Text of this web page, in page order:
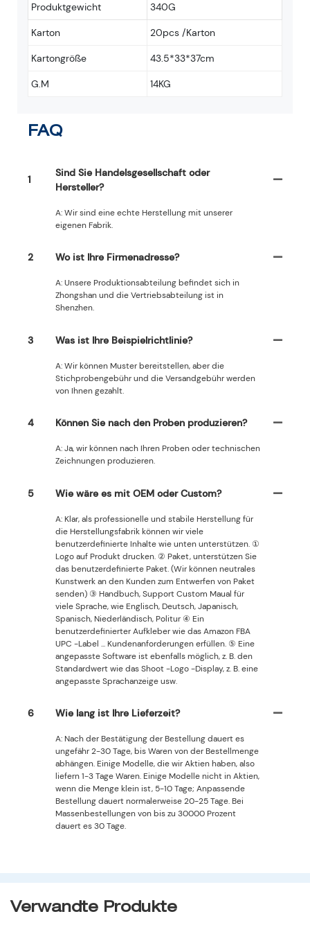
Produktgewicht 340G
Karton 20pcs /Karton
Kartongröße 43.5*33*37cm
G.M 14KG
FAQ
1
Sind Sie Handelsgesellschaft oder
Hersteller?
A: Wir sind eine echte Herstellung mit unserer
eigenen Fabrik.
2 Wo ist Ihre Firmenadresse?
A: Unsere Produktionsabteilung befindet sich in
Zhongshan und die Vertriebsabteilung ist in
Shenzhen.
3 Was ist Ihre Beispielrichtlinie?
A: Wir können Muster bereitstellen, aber die
Stichprobengebühr und die Versandgebühr werden
von Ihnen gezahlt.
4 Können Sie nach den Proben produzieren?
A: Ja, wir können nach Ihren Proben oder technischen
Zeichnungen produzieren.
5 Wie wäre es mit OEM oder Custom?
A: Klar, als professionelle und stabile Herstellung für
die Herstellungsfabrik können wir viele
benutzerdefinierte Inhalte wie unten unterstützen. ①
Logo auf Produkt drucken. ② Paket, unterstützen Sie
das benutzerdefinierte Paket. (Wir können neutrales
Kunstwerk an den Kunden zum Entwerfen von Paket
senden) ③ Handbuch, Support Custom Maual für
viele Sprache, wie Englisch, Deutsch, Japanisch,
Spanisch, Niederländisch, Politur ④ Ein
benutzerdefinierter Aufkleber wie das Amazon FBA
UPC -Label ... Kundenanforderungen erfüllen. ⑤ Eine
angepasste Software ist ebenfalls möglich, z. B. den
Standardwert wie das Shoot -Logo -Display, z. B. eine
angepasste Sprachanzeige usw.
6 Wie lang ist Ihre Lieferzeit?
A: Nach der Bestätigung der Bestellung dauert es
ungefähr 2-30 Tage, bis Waren von der Bestellmenge
abhängen. Einige Modelle, die wir Aktien haben, also
liefern 1-3 Tage Waren. Einige Modelle nicht in Aktien,
wenn die Menge klein ist, 5-10 Tage; Anpassende
Bestellung dauert normalerweise 20-25 Tage. Bei
Massenbestellungen von bis zu 30000 Prozent
dauert es 30 Tage.
Verwandte Produkte